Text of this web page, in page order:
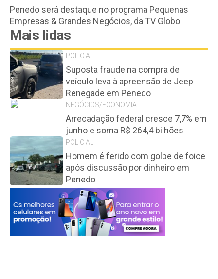
Penedo será destaque no programa Pequenas
Empresas & Grandes Negócios, da TV Globo
Mais lidas
POLICIAL
Suposta fraude na compra de
veículo leva à apreensão de Jeep
Renegade em Penedo
NEGÓCIOS/ECONOMIA
Arrecadação federal cresce 7,7% em
junho e soma R$ 264,4 bilhões
POLICIAL
Homem é ferido com golpe de foice
após discussão por dinheiro em
Penedo